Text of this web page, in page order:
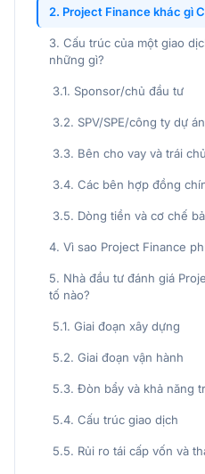
2. Project Finance khác gì
3. Cấu trúc của một giao
những gì?
3.1. Sponsor/chủ đầu tư
3.2. SPV/SPE/công ty dự án
3.3. Bên cho vay và trái chủ
3.4. Các bên hợp đồng
3.5. Dòng tiền và cơ chế
4. Vì sao Project Finance
5. Nhà đầu tư đánh giá
tố nào?
5.1. Giai đoạn xây dựng
5.2. Giai đoạn vận hành
5.3. Đòn bẩy và khả năng
5.4. Cấu trúc giao dịch
5.5. Rủi ro tái cấp vốn và